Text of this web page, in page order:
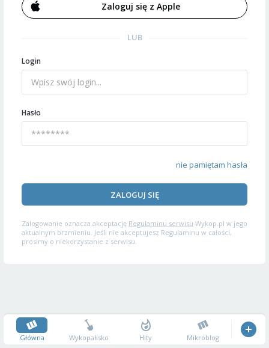
Zaloguj się z Apple
LUB
Login
Hasło
nie pamiętam hasła
ZALOGUJ SIĘ
Zalogowanie oznacza akceptację Regulaminu serwisu Wykop.pl w jego
aktualnym brzmieniu. Jeśli nie akceptujesz Regulaminu w całości,
prosimy o niekorzystanie z serwisu.
Główna Wykopalisko Hity Mikroblog